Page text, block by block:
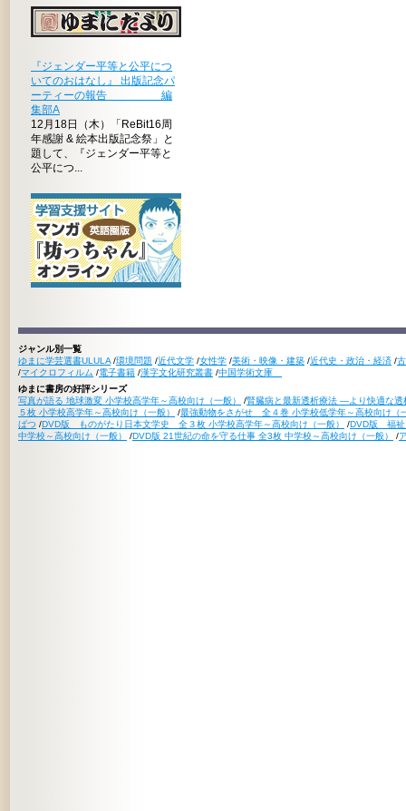
『ジェンダー平等と公平につ
いてのおはなし』 出版記念パ
ーティーの報告 編
集部A
12月18日（木）「ReBit16周
年感謝 & 絵本出版記念祭」と
題して、『ジェンダー平等と
公平につ...
ジャンル別一覧
ゆまに学芸選書ULULA /環境問題 /近代文学 /女性学 /美術・映像・建築 /近代史・政治・経済 /
/マイクロフィルム /電子書籍 /漢字文化研究叢書 /中国学術文庫
ゆまに書房の好評シリーズ
写真が語る 地球激変 小学校高学年～高校向け（一般）
/腎臓病と最新透析療法 ―より快適な
５枚 小学校高学年～高校向け（一般）
/最強動物をさがせ 全４巻 小学校低学年～高校向け（
ばつ /DVD版 ものがたり日本文学史 全３枚 小学校高学年～高校向け（一般） /DVD版 福祉
中学校～高校向け（一般）
/DVD版 21世紀の命を守る仕事 全3枚 中学校～高校向け（一般） /